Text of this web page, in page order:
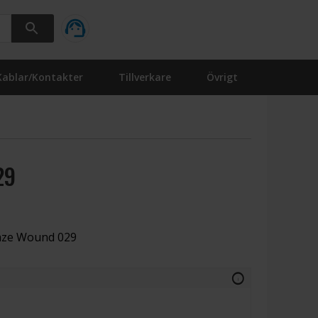
Kontakter Tillverkare Övrigt
Wound 029
info